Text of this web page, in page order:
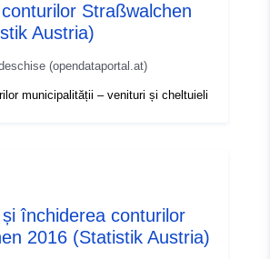
Straßwalchen
Austria)
(opendataportal.at)
municipalității – venituri și cheltuieli
închiderea conturilor
2016 (Statistik Austria)